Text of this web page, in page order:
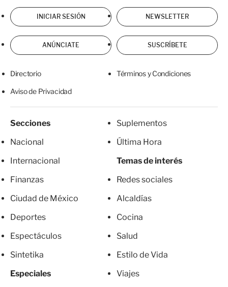
INICIAR SESIÓN NEWSLETTER
ANÚNCIATE SUSCRÍBETE
Directorio Términos y Condiciones
Aviso de Privacidad
Secciones
Nacional
Internacional
Finanzas
Ciudad de México
Deportes
Espectáculos
Sintetika
Especiales
Suplementos
Última Hora
Temas de interés
Redes sociales
Alcaldías
Cocina
Salud
Estilo de Vida
Viajes